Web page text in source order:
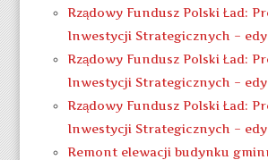
Rządowy Fundusz Polski Ład:
Inwestycji Strategicznych –
Rządowy Fundusz Polski Ład:
Inwestycji Strategicznych –
Rządowy Fundusz Polski Ład:
Inwestycji Strategicznych –
Remont elewacji budynku